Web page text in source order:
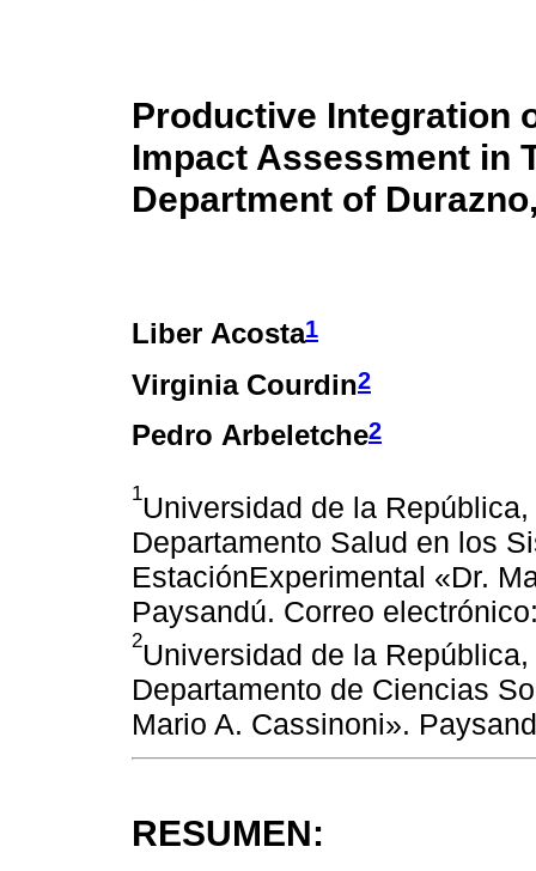
Productive Integration
Impact Assessment in
Department of
Liber Acosta1
Virginia Courdin2
Pedro Arbeletche2
1Universidad de la
Departamento Salud en los
EstaciónExperimental «Dr.
Paysandú. Correo
2Universidad de la
Departamento de Ciencias
Mario A. Cassinoni».
RESUMEN: